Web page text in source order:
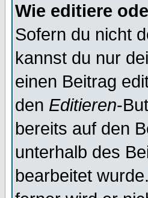
Wie editiere
Sofern du nicht
kannst du nur
einen Beitrag
den Editieren-
bereits auf den
unterhalb des
bearbeitet